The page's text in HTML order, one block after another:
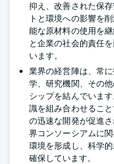
抑え、改善された保
トと環境への影響を
能な原材料の使用を
と企業の社会的責任
います。
業界の経営陣は、常
学、研究機関、その
シップを結んでいま
識を組み合わせるこ
の迅速な開発が促進
界コンソーシアムに
環境を形成し、科学
確保しています。